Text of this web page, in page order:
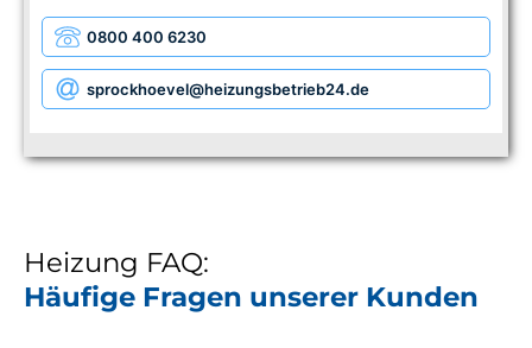
0800 400 6230
sprockhoevel@heizungsbetrieb24.de
Heizung FAQ:
Häufige Fragen unserer Kunden